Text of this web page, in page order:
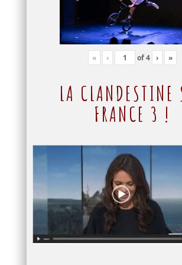
« ‹ of4 › »
LA CLANDESTINE
FRANCE 3 !